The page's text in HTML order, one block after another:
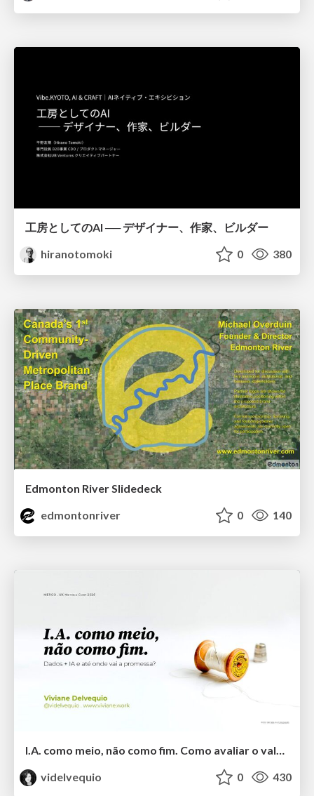
工房としてのAI ── デザイナー、作家、ビルダー
hiranotomoki
0 380
Edmonton River Slidedeck
edmontonriver
0 140
videlvequio
0 430